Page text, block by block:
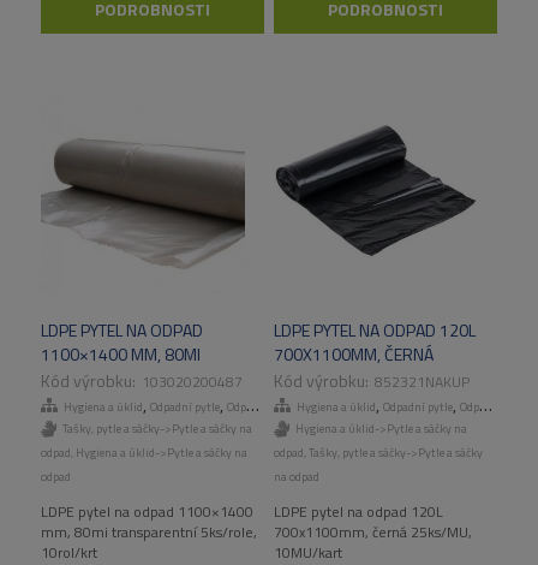
PODROBNOSTI PODROBNOSTI
LDPE PYTEL NA ODPAD
1100×1400 MM, 80MI
TRANSPARENTNÍ 5KS/ROLE,
10ROL/KART
103020200487
Hygiena a úklid, Odpadní pytle, Odpadní pytle ,Tašky, pytle a sáčky
Tašky, pytle a sáčky->Pytle a sáčky na
odpad Hygiena a úklid->Pytle a sáčky na
odpad
LDPE pytel na odpad 1100×1400
mm, 80mi transparentní 5ks/role,
10rol/krt
LDPE PYTEL NA ODPAD 120L
700X1100MM, ČERNÁ
25KS/MU, 10MU/KART
852321NAKUP
Hygiena a úklid, Odpadní pytle, Odpadní pytle
Hygiena a úklid->Pytle a sáčky na
odpad Tašky, pytle a sáčky->Pytle a sáčky
na odpad
LDPE pytel na odpad 120L
700x1100mm, černá 25ks/MU,
10MU/kart